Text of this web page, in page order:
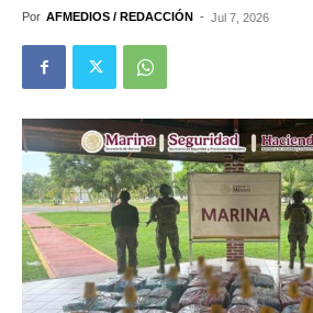
Por AFMEDIOS / REDACCIÓN - Jul 7, 2026